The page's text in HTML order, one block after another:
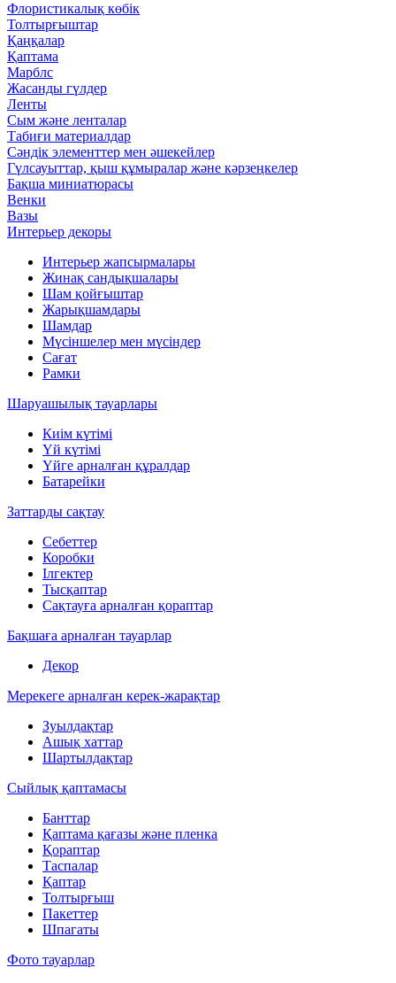
Флористикалық көбік
Толтырғыштар
Қаңқалар
Қаптама
Марблс
Жасанды гүлдер
Ленты
Сым және ленталар
Табиғи материалдар
Сәндік элементтер мен әшекейлер
Гүлсауыттар, қыш құмыралар және кәрзеңкелер
Бақша миниатюрасы
Венки
Вазы
Интерьер декоры
Интерьер жапсырмалары
Жинақ сандықшалары
Шам қойғыштар
Жарықшамдары
Шамдар
Мүсіншелер мен мүсіндер
Сағат
Рамки
Шаруашылық тауарлары
Киім күтімі
Үй күтімі
Үйге арналған құралдар
Батарейки
Заттарды сақтау
Себеттер
Коробки
Ілгектер
Тысқаптар
Сақтауға арналған қораптар
Бақшаға арналған тауарлар
Декор
Мерекеге арналған керек-жарақтар
Зуылдақтар
Ашық хаттар
Шартылдақтар
Сыйлық қаптамасы
Банттар
Қаптама қағазы және пленка
Қораптар
Таспалар
Қаптар
Толтырғыш
Пакеттер
Шпагаты
Фото тауарлар